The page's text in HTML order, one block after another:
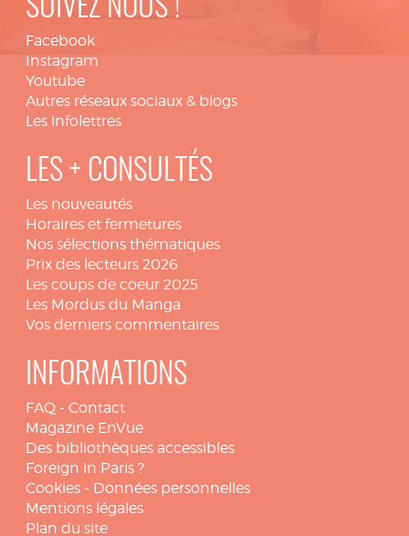
SUIVEZ NOUS !
Facebook
Instagram
Youtube
Autres réseaux sociaux & blogs
Les infolettres
LES + CONSULTÉS
Les nouveautés
Horaires et fermetures
Nos sélections thématiques
Prix des lecteurs 2026
Les coups de coeur 2025
Les Mordus du Manga
Vos derniers commentaires
INFORMATIONS
FAQ - Contact
Magazine EnVue
Des bibliothèques accessibles
Foreign in Paris ?
Cookies - Données personnelles
Mentions légales
Plan du site